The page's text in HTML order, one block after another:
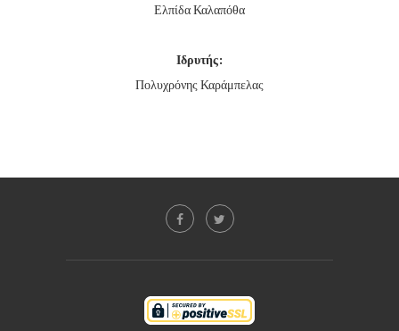
Ελπίδα Καλαπόθα
Ιδρυτής:
Πολυχρόνης Καράμπελας